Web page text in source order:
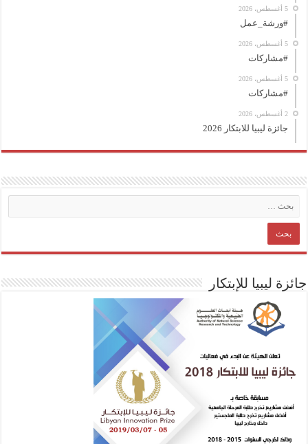
5 أغسطس، 2026
#ورشة_عمل
5 أغسطس، 2026
#مشاركات
5 أغسطس، 2026
#مشاركات
2 أغسطس، 2026
جائزة ليبيا للابتكار 2026
جائزة ليبيا للإبتكار